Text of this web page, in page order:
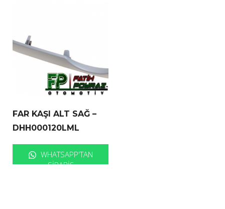
FAR KAŞI ALT SAĞ –
DHH000120LML
WHATSAPP'TAN
SIPARIŞ